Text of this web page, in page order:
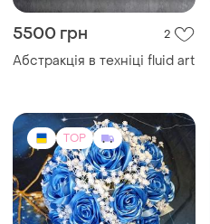
5500 грн 2
Абстракція в техніці fluid art
TOP